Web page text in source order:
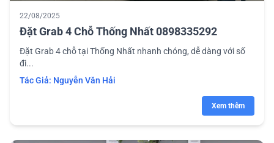
22/08/2025
Đặt Grab 4 Chỗ Thống Nhất 0898335292
Đặt Grab 4 chỗ tại Thống Nhất nhanh chóng, dễ dàng với số
đi...
Tác Giả: Nguyễn Văn Hải
Xem thêm